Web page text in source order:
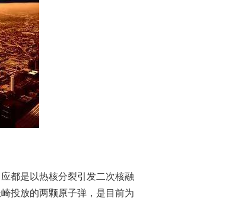
都是以热核分裂引发二次核融
投放的两颗原子弹，是目前为